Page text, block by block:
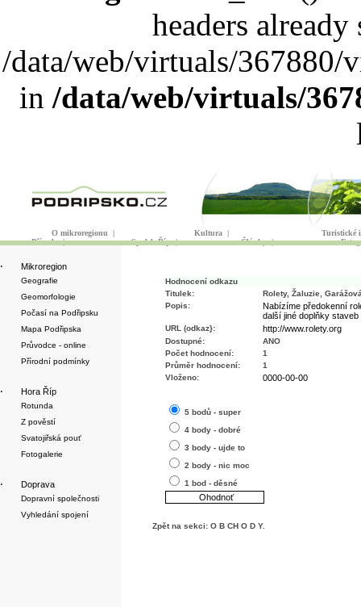
headers
/data/web/virtuals/
in /data/web/virtuals/
O mikroregionu | Kultura |
Turistické
Příroda| Spolek Říp| Články|
· Mikroregion
Geografie
Geomorfologie
Počasí na Podřipsku
Mapa Podřipska
Průvodce - online
Přírodní podmínky
· Hora Říp
Rotunda
Z pověstí
Svatojiřská pouť
Fotogalerie
· Doprava
Dopravní společnosti
Vyhledání spojení
Hodnocení odkazu
Titulek:
Rolety, Žaluzie,
Popis:
Nabízíme předokenní
další jiné doplňky
URL (odkaz}: http://www.rolety.org
Dostupné:
ANO
Počet hodnocení:
1
Průměr hodnocení:
1
Vloženo:
0000-00-00
5 bodů - super
4 body - dobré
3 body - ujde to
2 body - nic moc
1 bod - děsné
Zpět na sekci: O B CH O D Y.